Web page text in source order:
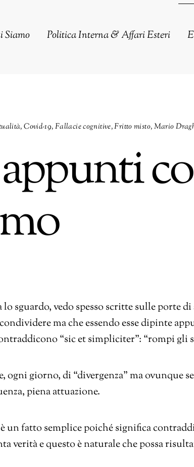
Siamo Politica Interna & Affari Esteri
,Covid-19,Fallacie cognitive,Fritto misto,Mario
sguardo, vedo spesso scritte sulle porte
ma che essendo esse dipinte
“sic et simpliciter”: “rompi gli
ogni giorno, di “divergenza” ma ovunque
piena attuazione.
un fatto semplice poiché significa
verità e questo è naturale che possa